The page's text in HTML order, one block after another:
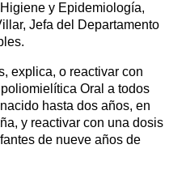
y Epidemiología,
Jefa del Departamento
explica, o reactivar con
Oral a todos
hasta dos años, en
y reactivar con una dosis
de nueve años de